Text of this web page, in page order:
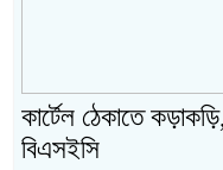
কার্টেল ঠেকাতে
বিএসইসি